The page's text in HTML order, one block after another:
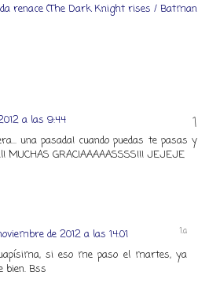
renace (The Dark Knight rises / Batman
a las 9:44
una pasada! cuando puedas te pasas y
MUCHAS GRACIAAAAASSSS!!! JEJEJE
de 2012 a las 14:01
si eso me paso el martes, ya
bien. Bss